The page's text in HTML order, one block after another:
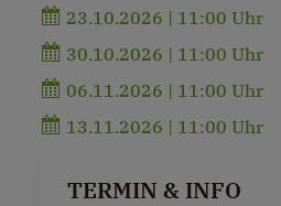
23.10.2026 | 11:00 Uhr
30.10.2026 | 11:00 Uhr
06.11.2026 | 11:00 Uhr
13.11.2026 | 11:00 Uhr
TERMIN & INFO